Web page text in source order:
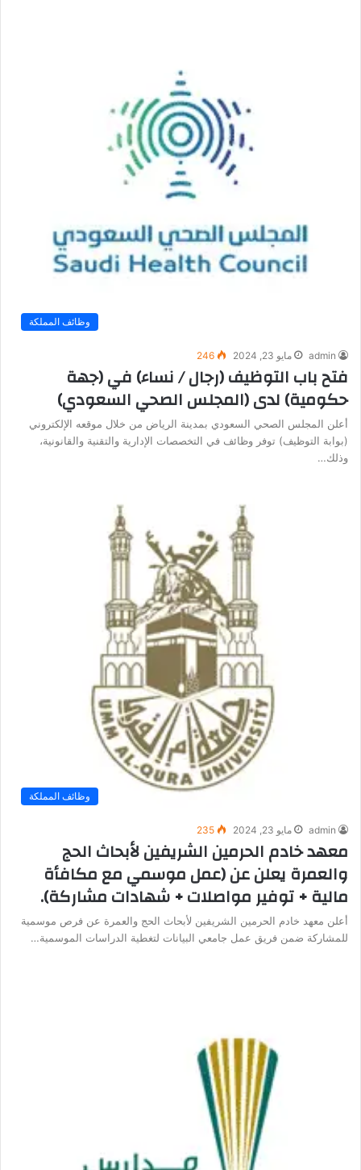
وظائف المملكة
admin مايو 23, 2024 246
فتح باب التوظيف (رجال / نساء) في (جهة
حكومية) لدى (المجلس الصحي السعودي)
أعلن المجلس الصحي السعودي بمدينة الرياض من خلال موقعه الإلكتروني
(بوابة التوظيف) توفر وظائف في التخصصات الإدارية والتقنية والقانونية،
وذلك…
وظائف المملكة
admin مايو 23, 2024 235
معهد خادم الحرمين الشريفين لأبحاث الحج
والعمرة يعلن عن (عمل موسمي مع مكافأة
مالية + توفير مواصلات + شهادات مشاركة).
أعلن معهد خادم الحرمين الشريفين لأبحاث الحج والعمرة عن فرص موسمية
للمشاركة ضمن فريق عمل جامعي البيانات لتغطية الدراسات الموسمية…